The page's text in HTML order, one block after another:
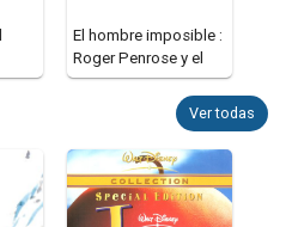
El hombre imposible :
Roger Penrose y el
precio de la genial
de
Ver todas